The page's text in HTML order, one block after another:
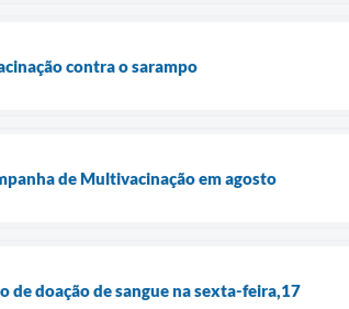
contra o sarampo
de Multivacinação em agosto
de doação de sangue na sexta-feira,17